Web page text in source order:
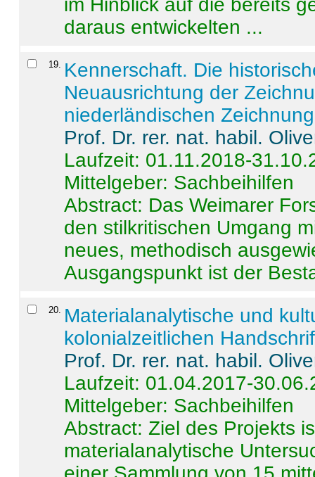
im Hinblick auf die bereits
daraus entwickelten ...
19
Kennerschaft. Die
Neuausrichtung der
niederländischen
Prof. Dr. rer. nat. habil.
Laufzeit: 01.11.2018-
Mittelgeber: Sachbeihilfen
Abstract: Das Weimarer
den stilkritischen Umgang
neues, methodisch
Ausgangspunkt ist der
20
Materialanalytische und
kolonialzeitlichen
Prof. Dr. rer. nat. habil.
Laufzeit: 01.04.2017-
Mittelgeber: Sachbeihilfen
Abstract:Ziel des Projekts
materialanalytische